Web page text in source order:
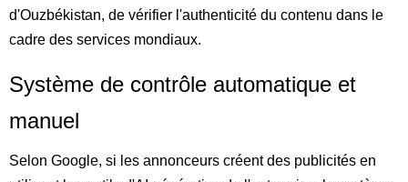
d'Ouzbékistan, de vérifier l'authenticité du contenu dans le
cadre des services mondiaux.
Système de contrôle automatique et
manuel
Selon Google, si les annonceurs créent des publicités en